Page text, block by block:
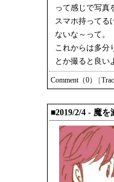
って感じで写真
スマホ持ってる
ないな～って。
これからは多分
とか撮ると良い
Comment（0）
■2019/2/4 - 魔を